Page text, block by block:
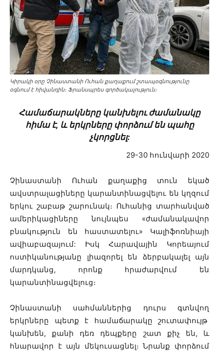
Կիրակի օրը Չինաստանի Ուհան քաղաքում շտապօգնությունը
օգնում է հիվանդին։ Ֆրանսպրես գործակալություն։
Համաճարակները կանխելու ժամանակը
հիմա է, և երկրները փորձում են պահը
չկորցնել:
29-30 հունվարի 2020
Չինաստանի Ուհան քաղաքից տուն եկած
ավստրալացիները կարանտինացվելու են կղզում
երկու շաբաթ շարունակ։ Ուհանից տարհանված
ամերիկացիները նույնպես «ժամանակավոր
բնակություն են հաստատելու» Կալիֆոռնիայի
ավիաբազայում: Իսկ Հարավային Կորեայում
ոստիկանությանը լիազորել են ձերբակալել այն
մարդկանց, որոնք հրաժարվում են
կարանտինացվելուց։
Չինաստանի սահմաններից դուրս գտնվող
երկրները պետք է համաճարակը շուտափույթ
կանխեն, քանի դեռ դեպքերը շատ քիչ են, և
հնարավոր է այն մեկուսացնել։ Նրանք փորձում